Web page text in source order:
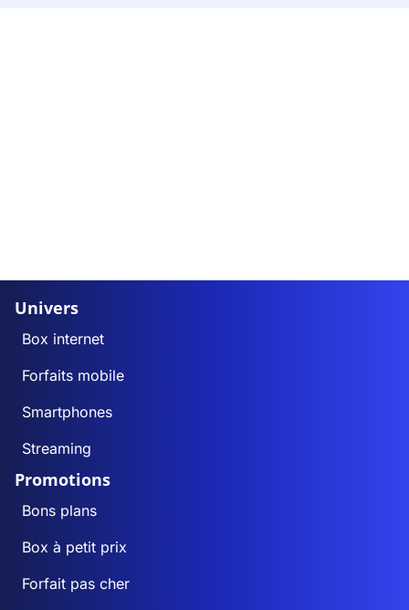
Univers
Box internet
Forfaits mobile
Smartphones
Streaming
Promotions
Bons plans
Box à petit prix
Forfait pas cher